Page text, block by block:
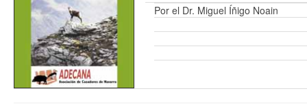
Por el Dr. Miguel Íñigo Noain